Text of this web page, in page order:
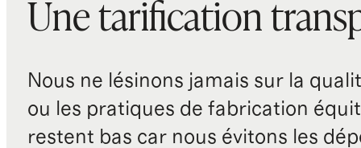
Une tarification
Nous ne lésinons jamais sur la
ou les pratiques de fabrication
restent bas car nous évitons les